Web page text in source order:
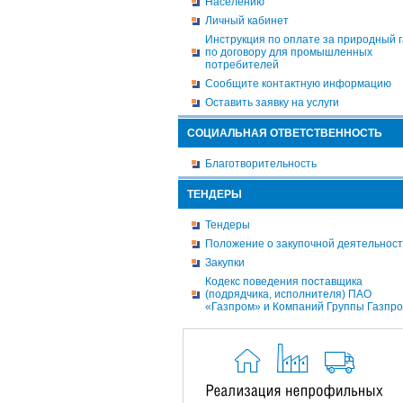
Личный кабинет
Инструкция по оплате за природный
по договору для промышленных
потребителей
Сообщите контактную информацию
Оставить заявку на услуги
СОЦИАЛЬНАЯ ОТВЕТСТВЕННОСТЬ
Благотворительность
ТЕНДЕРЫ
Тендеры
Положение о закупочной
Закупки
Кодекс поведения поставщика
(подрядчика, исполнителя) ПАО
«Газпром» и Компаний Группы